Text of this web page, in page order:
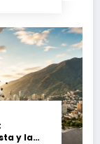
y la